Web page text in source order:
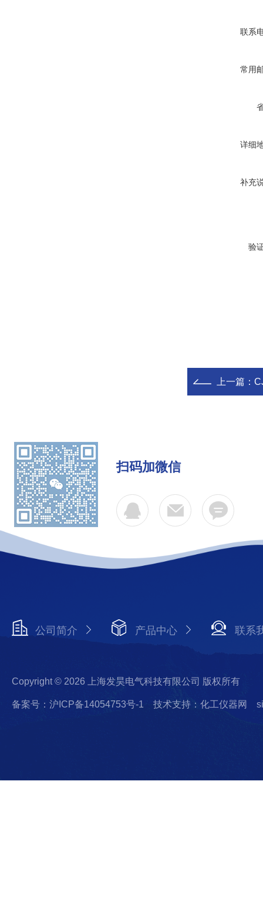
联系
常用
详细
补充
验
上一篇：
扫码加微信
公司简介 产品中心 联系
Copyright © 2026 上海发昊电气科技有限公司 版权所有
备案号：沪ICP备14054753号-1 技术支持：化工仪器网